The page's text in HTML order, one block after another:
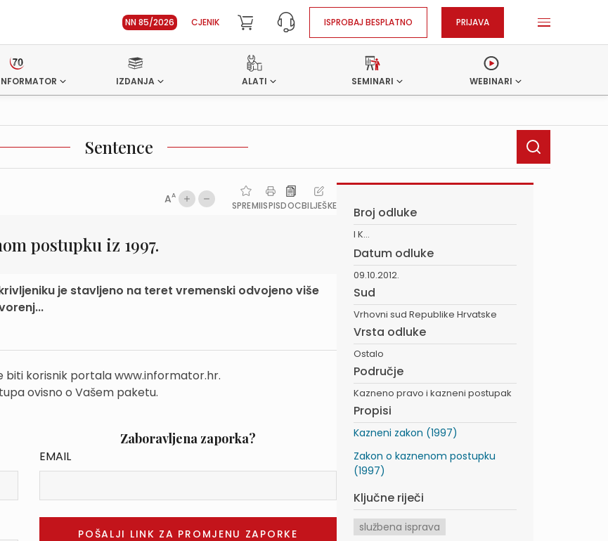
NN 85/2026 CJENIK ISPROBAJ BESPLATNO PRIJAVA
IZDANJA ALATI SEMINARI WEBINARI
Sentence
AA
SPREMIISPISDOCBILJEŠKE
postupku iz 1997.
je stavljeno na teret vremenski odvojeno više
biti korisnik portala www.informator.hr.
ovisno o Vašem paketu.
Zaboravljena zaporka?
EMAIL
Broj odluke
I K...
Datum odluke
09.10.2012.
Sud
Vrhovni sud Republike Hrvatske
Vrsta odluke
Ostalo
Područje
Kazneno pravo i kazneni postupak
Propisi
Kazneni zakon (1997)
Zakon o kaznenom postupku
(1997)
Ključne riječi
službena isprava